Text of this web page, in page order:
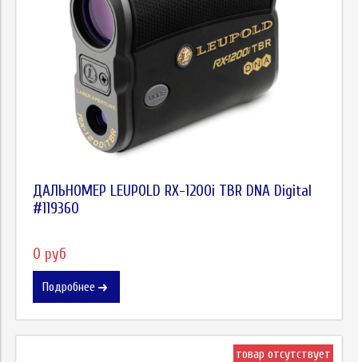
ДАЛЬНОМЕР LEUPOLD RX-1200i TBR DNA Digital
#119360
0 руб
Подробнее
товар отсутствует